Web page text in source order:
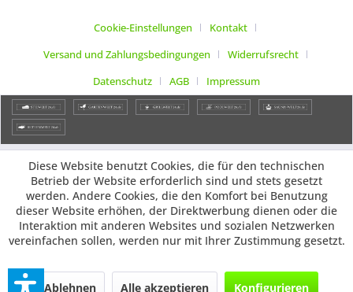
Cookie-Einstellungen
Kontakt
Versand und Zahlungsbedingungen
Widerrufsrecht
Datenschutz
AGB Impressum
Diese Website benutzt Cookies, die für den technischen
Betrieb der Website erforderlich sind und stets gesetzt
werden. Andere Cookies, die den Komfort bei Benutzung
dieser Website erhöhen, der Direktwerbung dienen oder die
Interaktion mit anderen Websites und sozialen Netzwerken
vereinfachen sollen, werden nur mit Ihrer Zustimmung gesetzt.
Ablehnen Alle akzeptieren Konfigurieren